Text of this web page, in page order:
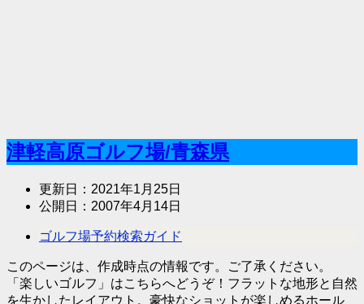
津軽高原ゴルフ場/青森県
更新日： 2021年1月25日
公開日： 2007年4月14日
ゴルフ場予約検索ガイド
このページは、作成時点の情報です。ご了承ください。
「楽しいゴルフ」はこちらへどうぞ！フラットな地形と自然
を生かしたレイアウト。豪快なショットが楽しめるホール